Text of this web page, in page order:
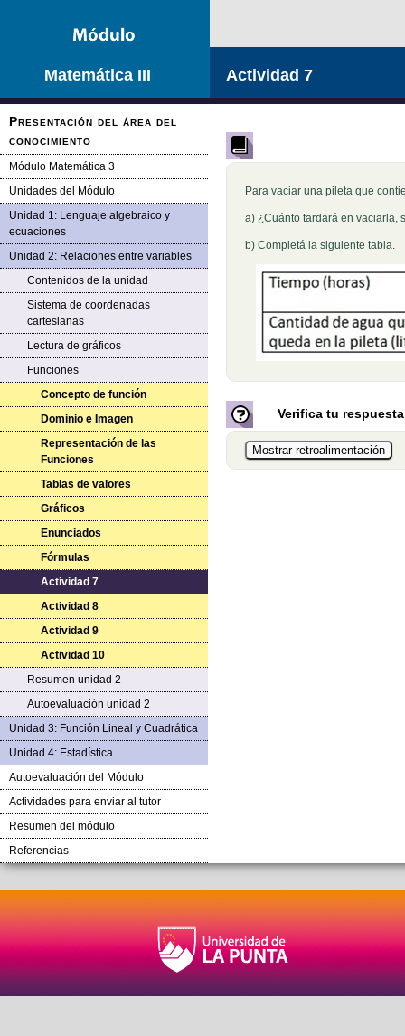
Matemática III
Presentación del área del
conocimiento
Módulo Matemática 3
Unidades del Módulo
Unidad 1: Lenguaje algebraico y
ecuaciones
Unidad 2: Relaciones entre variables
Contenidos de la unidad
Sistema de coordenadas
cartesianas
Lectura de gráficos
Funciones
Concepto de función
Dominio e Imagen
Representación de las
Funciones
Tablas de valores
Gráficos
Enunciados
Fórmulas
Actividad 7
Actividad 8
Actividad 9
Actividad 10
Resumen unidad 2
Autoevaluación unidad 2
Unidad 3: Función Lineal y Cuadrática
Unidad 4: Estadística
Autoevaluación del Módulo
Actividades para enviar al tutor
Resumen del módulo
Referencias
Actividad 7
Para vaciar una pileta que
a) ¿Cuánto tardará en vaciarla,
b) Completá la siguiente tabla.
Verifica tu respuesta